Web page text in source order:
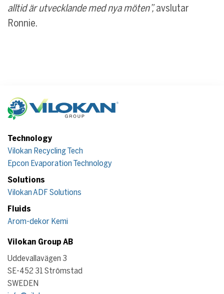
alltid är utvecklande med nya möten”,avslutar
Ronnie.
Technology
Vilokan Recycling Tech
Epcon Evaporation Technology
Solutions
Vilokan ADF Solutions
Fluids
Arom-dekor Kemi
Vilokan Group AB
Uddevallavägen 3
SE-452 31 Strömstad
SWEDEN